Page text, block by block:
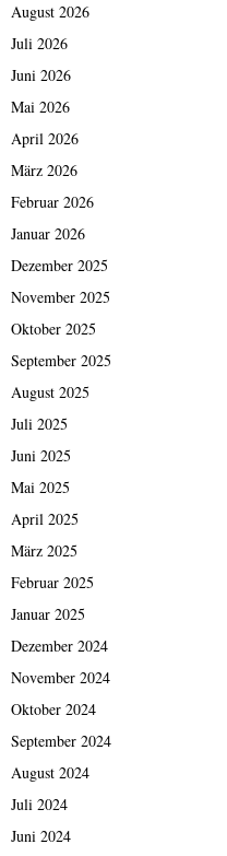
August 2026
Juli 2026
Juni 2026
Mai 2026
April 2026
März 2026
Februar 2026
Januar 2026
Dezember 2025
November 2025
Oktober 2025
September 2025
August 2025
Juli 2025
Juni 2025
Mai 2025
April 2025
März 2025
Februar 2025
Januar 2025
Dezember 2024
November 2024
Oktober 2024
September 2024
August 2024
Juli 2024
Juni 2024